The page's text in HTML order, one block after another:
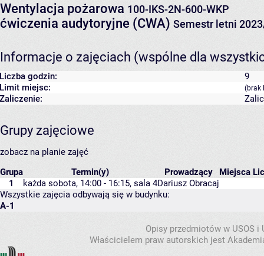
Wentylacja pożarowa 100-IKS-2N-600-WKP
ćwiczenia audytoryjne (CWA) Semestr letni
Informacje o zajęciach (wspólne dla
Liczba godzin:
9
Limit miejsc:
(brak
Zaliczenie:
Grupy zajęciowe
zobacz na planie zajęć
Grupa
Termin(y) Prowadzący Miejsca
1
każda sobota, 14:00 - 16:15, sala 4Dariusz Obracaj
Wszystkie zajęcia odbywają się w budynku:
A-1
Opisy przedmiotów w USOS
Właścicielem praw autorskich jest